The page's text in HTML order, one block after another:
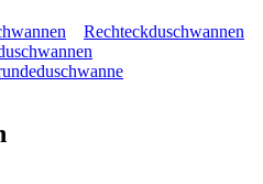
Rechteckduschwannen